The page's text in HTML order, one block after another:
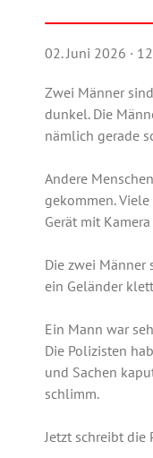
02. Juni 2026 ·
Zwei Männer
dunkel. Die
nämlich gerade
Andere
gekommen.
Gerät mit
Die zwei
ein Geländer
Ein Mann war
Die Polizisten
und Sachen
schlimm.
Jetzt schreibt die